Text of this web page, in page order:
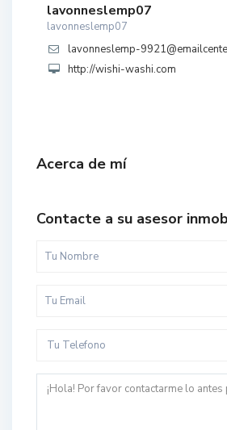
lavonneslemp07
lavonneslemp07
lavonneslemp-
http://wishi-washi.com
Acerca de mí
Contacte a su asesor